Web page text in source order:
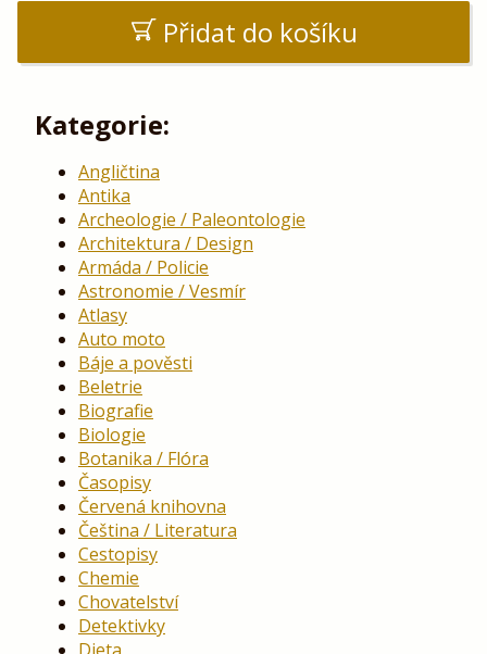
Přidat do košíku
Kategorie:
Angličtina
Antika
Archeologie / Paleontologie
Architektura / Design
Armáda / Policie
Astronomie / Vesmír
Atlasy
Auto moto
Báje a pověsti
Beletrie
Biografie
Biologie
Botanika / Flóra
Časopisy
Červená knihovna
Čeština / Literatura
Cestopisy
Chemie
Chovatelství
Detektivky